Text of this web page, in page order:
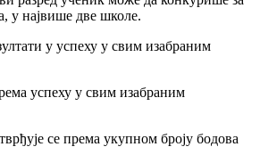
у највише две школе.
у успеху у свим изабраним
успеху у свим изабраним
се према укупном броју бодова